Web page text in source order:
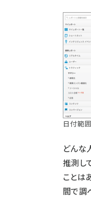
日付範
どんな
推測し
ことは
間で調